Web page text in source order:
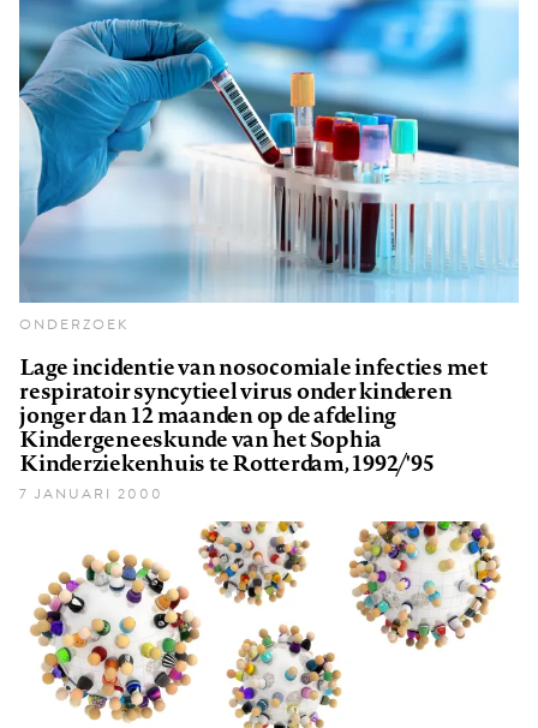
ONDERZOEK
Lage incidentie van nosocomiale infecties met
respiratoir syncytieel virus onder kinderen
jonger dan 12 maanden op de afdeling
Kindergeneeskunde van het Sophia
Kinderziekenhuis te Rotterdam, 1992/'95
7 JANUARI 2000